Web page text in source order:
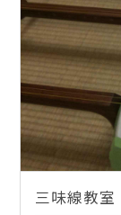
三味線教室